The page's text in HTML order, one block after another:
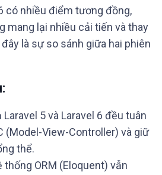
có nhiều điểm tương đồng,
mang lại nhiều cải tiến và thay
là sự so sánh giữa hai phiên
Laravel 5 và Laravel 6 đều tuân
(Model-View-Controller) và giữ
thể.
thống ORM (Eloquent) vẫn